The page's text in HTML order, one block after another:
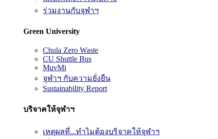
ร่วมงานกับจุฬาฯ
Green University
Chula Zero Waste
CU Shuttle Bus
MuvMi
จุฬาฯ กับความยั่งยืน
Sustainability Report
บริจาคให้จุฬาฯ
เหตุผลที่...ทำไมต้องบริจาคให้จุฬาฯ